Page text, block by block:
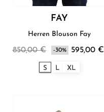
FAY
Herren Blouson Fay
850,00 € -30% 595,00 €
S L XL